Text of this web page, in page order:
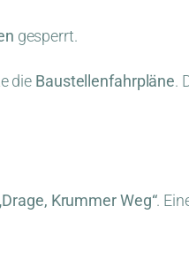
gesperrt.
die Baustellenfahrpläne.
Krummer Weg“.